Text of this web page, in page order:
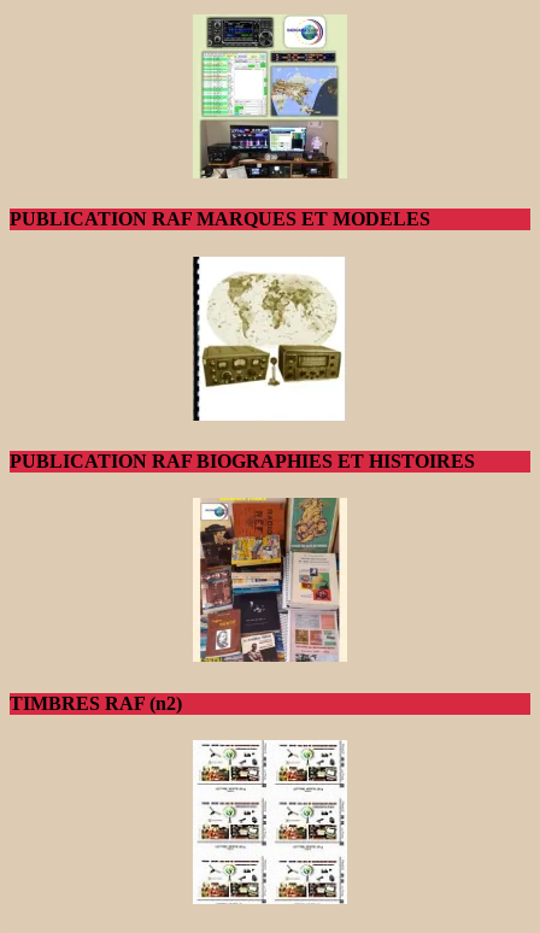
PUBLICATION RAF MARQUES ET MODELES
PUBLICATION RAF BIOGRAPHIES ET HISTOIRES
TIMBRES RAF (n2)